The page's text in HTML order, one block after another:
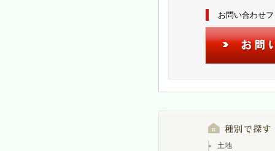
お問い合わせ
土地